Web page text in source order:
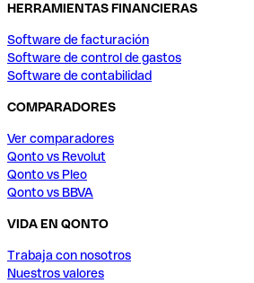
HERRAMIENTAS FINANCIERAS
Software de facturación
Software de control de gastos
Software de contabilidad
COMPARADORES
Ver comparadores
Qonto vs Revolut
Qonto vs Pleo
Qonto vs BBVA
VIDA EN QONTO
Trabaja con nosotros
Nuestros valores